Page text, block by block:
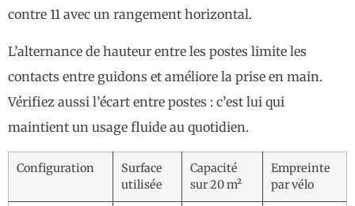
contre 11 avec un rangement horizontal.
L’alternance de hauteur entre les postes limite les
contacts entre guidons et améliore la prise en main.
Vérifiez aussi l’écart entre postes : c’est lui qui
maintient un usage fluide au quotidien.
Configuration
Surface
utilisée
Capacité
sur 20 m²
Empreinte
par vélo